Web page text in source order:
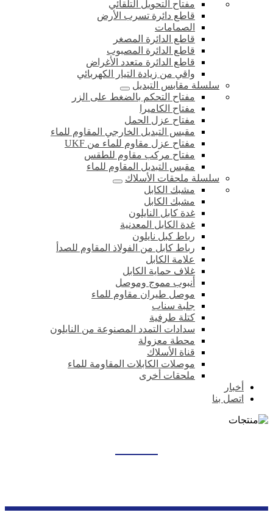
مفتاح التحويل التلقائي
قاطع دائرة تسرب الأرض
الصمامات
قاطع الدائرة المصغر
قاطع الدائرة المصبوب
قاطع الدائرة متعدد الأغراض
واقي من زيادة التيار الكهربائي
سلسلة مقابس التبديل
مفتاح التحكم بالضغط على الزر
مفتاح الكاميرا
مفتاح عزل الحمل
مقبس التبديل الخارجي المقاوم للماء
مفتاح عزل مقاوم للماء من UKF
مفتاح مركب مقاوم للطقس
مقبس التبديل المقاوم للماء
سلسلة ملحقات الأسلاك
مشبك الكابل
مشبك الكابل
غدة كابل النايلون
غدة الكابل المعدنية
رباط كبل نايلون
رباط كابل من الفولاذ المقاوم للصدأ
علامة الكابل
غلاف حماية الكابل
أنبوب مموج وموصل
موصل طيران مقاوم للماء
جلبة سناب
كتلة طرفية
سدادات التمدد المصنوعة من النايلون
محطة معزولة
قناة الأسلاك
موصلات الكابلات المقاومة للماء
ملحقات أخرى
أخبار
اتصل بنا